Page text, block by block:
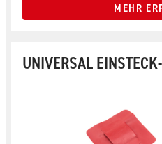
MEHR
UNIVERSAL